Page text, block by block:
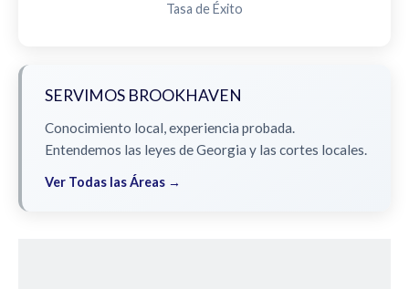
Tasa de Éxito
SERVIMOS BROOKHAVEN
Conocimiento local, experiencia probada.
Entendemos las leyes de Georgia y las cortes locales.
Ver Todas las Áreas →